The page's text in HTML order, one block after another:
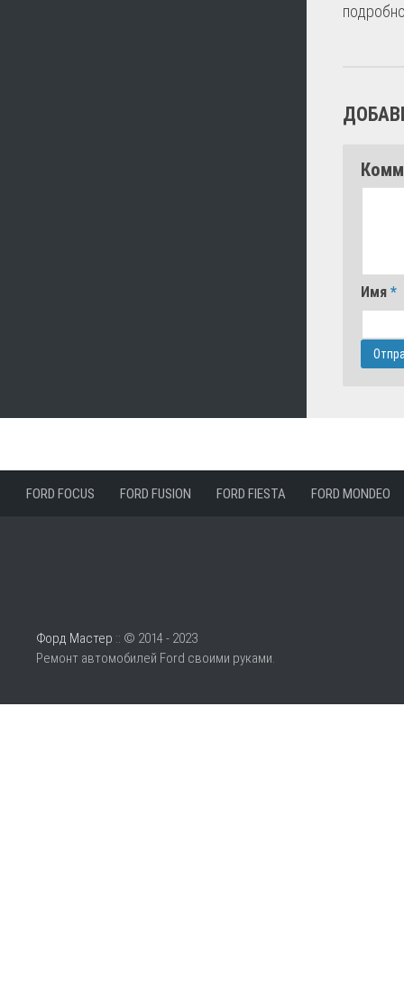
Имя *
FORD FOCUS FORD FUSION FORD FIESTA FORD MONDEO
Форд Мастер :: © 2014 - 2023
Ремонт автомобилей Ford своими руками.